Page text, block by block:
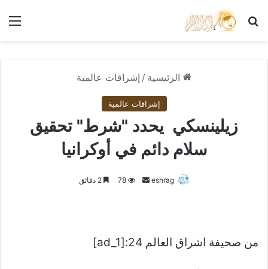
بحث عن
الرئيسية / إشراقات عالمية
إشراقات عالمية
زيلينسكي يحدد "شرط" تحقيق
سلام دائم في أوكرانيا
eshrag
أرسل78 2 دقائق
من صحيفة اشراق العالم 24:[ad_1]